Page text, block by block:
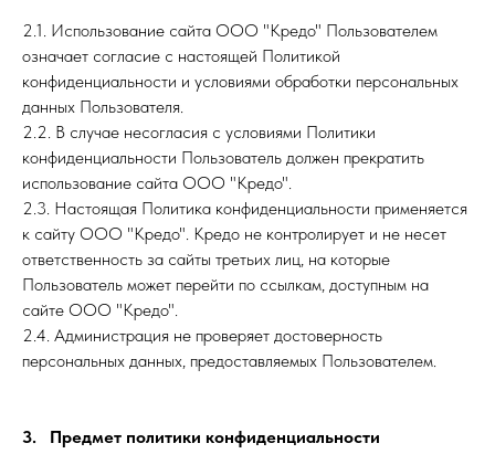
2.1. Использование сайта ООО "Кредо" Пользователем
означает согласие с настоящей Политикой
конфиденциальности и условиями обработки персональных
данных Пользователя.
2.2. В случае несогласия с условиями Политики
конфиденциальности Пользователь должен прекратить
использование сайта ООО "Кредо".
2.3. Настоящая Политика конфиденциальности применяется
к сайту ООО "Кредо". Кредо не контролирует и не несет
ответственность за сайты третьих лиц, на которые
Пользователь может перейти по ссылкам, доступным на
сайте ООО "Кредо".
2.4. Администрация не проверяет достоверность
персональных данных, предоставляемых Пользователем.
3. Предмет политики конфиденциальности